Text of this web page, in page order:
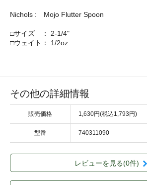
Nichols : Mojo Flutter Spoon
□サイズ ： 2-1/4"
□ウェイト： 1/2oz
その他の詳細情報
販売価格 1,630円(税込1,793円)
型番 740311090
レビューを見る(0件)